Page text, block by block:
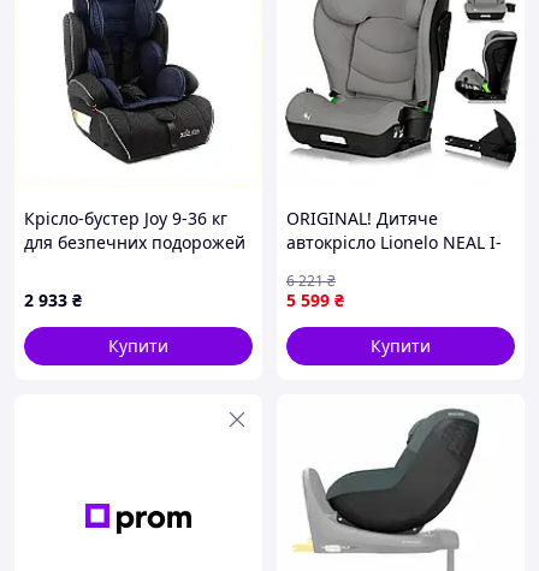
Крісло-бустер Joy 9-36 кг
для безпечних подорожей
2 933 ₴
Купити
ORIGINAL! Дитяче
автокрісло Lionelo NEAL I-
Якість! Гарантія!
MegaTorg.com.ua
5 599 ₴
6 221₴
Купити